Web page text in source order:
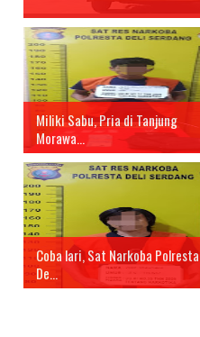
Miliki Sabu, Pria di Tanjung
Morawa...
Coba lari, Sat Narkoba Polresta
De...